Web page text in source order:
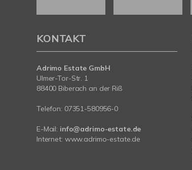
KONTAKT
Adrimo Estate GmbH
Ulmer-Tor-Str. 1
88400 Biberach an der Riß
Telefon: 07351-580956-0
E-Mail: info@adrimo-estate.de
Internet: www.adrimo-estate.de